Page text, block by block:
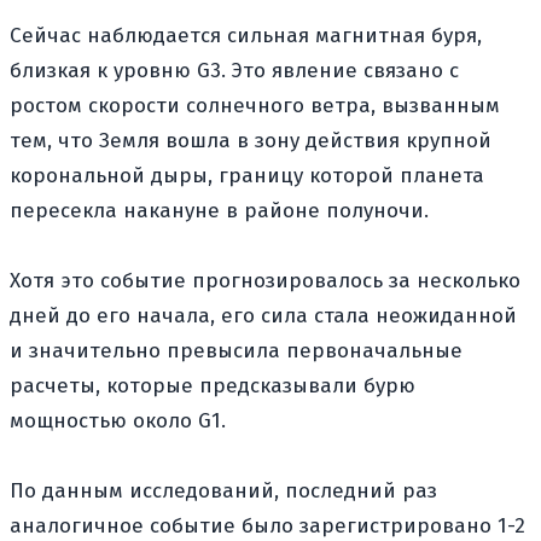
Сейчас наблюдается сильная магнитная буря,
близкая к уровню G3. Это явление связано с
ростом скорости солнечного ветра, вызванным
тем, что Земля вошла в зону действия крупной
корональной дыры, границу которой планета
пересекла накануне в районе полуночи.
Хотя это событие прогнозировалось за несколько
дней до его начала, его сила стала неожиданной
и значительно превысила первоначальные
расчеты, которые предсказывали бурю
мощностью около G1.
По данным исследований, последний раз
аналогичное событие было зарегистрировано 1-2